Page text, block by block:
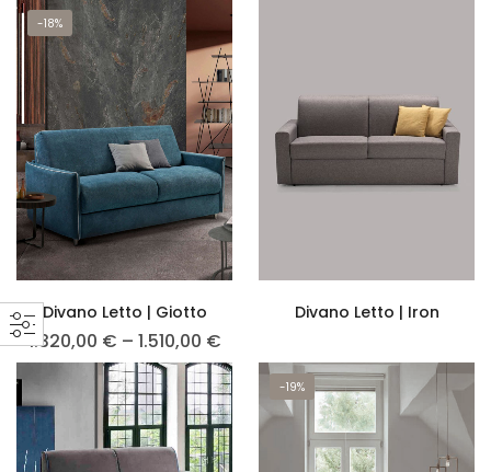
-18%
Divano Letto | Giotto
1.320,00 € – 1.510,00 €
Divano Letto | Iron
-19%